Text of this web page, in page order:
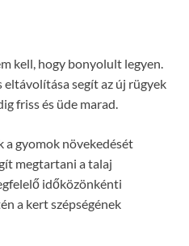
kell, hogy bonyolult legyen.
segít az új rügyek
friss és üde marad.
a gyomok növekedését
megtartani a talaj
időközönkénti
a kert szépségének